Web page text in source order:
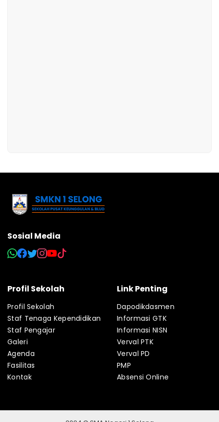
Sosial Media
Profil Sekolah
Profil Sekolah
Staf Tenaga Kependidikan
Staf Pengajar
Galeri
Agenda
Fasilitas
Kontak
Link Penting
Dapodikdasmen
Informasi GTK
Informasi NISN
Verval PTK
Verval PD
PMP
Absensi Online